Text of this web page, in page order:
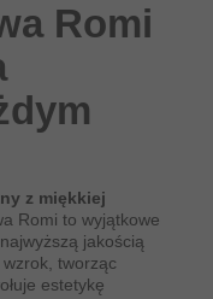
Romi
z miękkiej
Romi to wyjątkowe
jakością
tworząc
estetykę